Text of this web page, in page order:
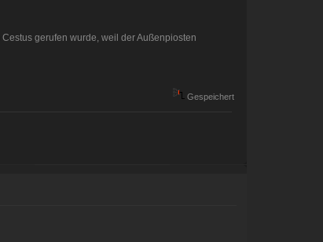
gerufen wurde, weil der Außenpiosten
Gespeichert